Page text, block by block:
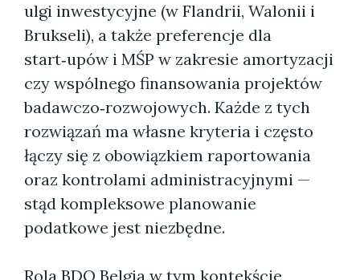
ulgi inwestycyjne (w Flandrii, Walonii i
Brukseli), a także preferencje dla
start‑upów i MŚP w zakresie amortyzacji
czy wspólnego finansowania projektów
badawczo‑rozwojowych. Każde z tych
rozwiązań ma własne kryteria i często
łączy się z obowiązkiem raportowania
oraz kontrolami administracyjnymi —
stąd kompleksowe planowanie
podatkowe jest niezbędne.
Rola BDO Belgia w tym kontekście